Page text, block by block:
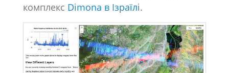
комплекс Dimona в Ізраїлі.